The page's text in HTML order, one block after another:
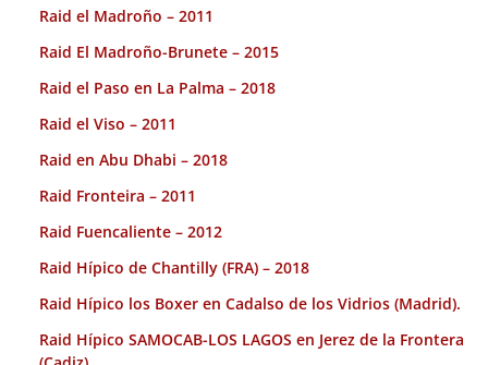
Raid el Madroño – 2011
Raid El Madroño-Brunete – 2015
Raid el Paso en La Palma – 2018
Raid el Viso – 2011
Raid en Abu Dhabi – 2018
Raid Fronteira – 2011
Raid Fuencaliente – 2012
Raid Hípico de Chantilly (FRA) – 2018
Raid Hípico los Boxer en Cadalso de los Vidrios (Madrid).
Raid Hípico SAMOCAB-LOS LAGOS en Jerez de la Frontera